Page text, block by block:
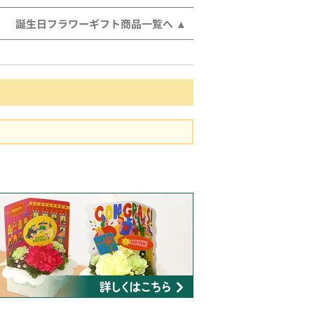
誕生日フラワーギフト商品一覧へ